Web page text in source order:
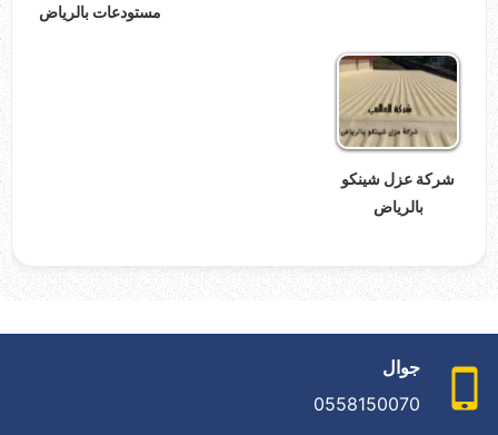
مستودعات بالرياض
شركة عزل شينكو
بالرياض
جوال
0558150070